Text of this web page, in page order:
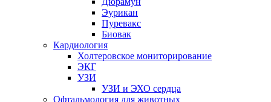
Эурикан
Пуревакс
Биовак
Кардиология
Холтеровское мониторирование
ЭКГ
УЗИ
УЗИ и ЭХО сердца
Офтальмология для животных